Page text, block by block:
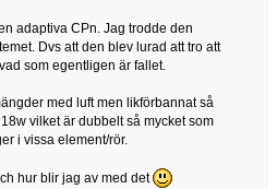
adaptiva CPn. Jag trodde den
Dvs att den blev lurad att tro att
som egentligen är fallet.
med luft men likförbannat så
vilket är dubbelt så mycket som
i vissa element/rör.
hur blir jag av med det